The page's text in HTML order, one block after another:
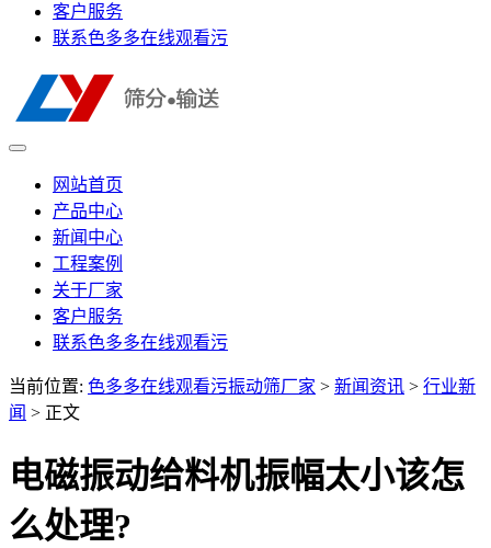
客户服务
联系色多多在线观看污
网站首页
产品中心
新闻中心
工程案例
关于厂家
客户服务
联系色多多在线观看污
当前位置: 色多多在线观看污振动筛厂家 > 新闻资讯 > 行业新
闻 > 正文
电磁振动给料机振幅太小该怎
么处理?